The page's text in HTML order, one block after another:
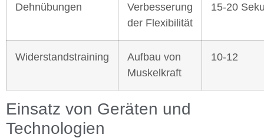
Dehnübungen
Verbesserung
der Flexibilität
15-20
Widerstandstraining
Aufbau von
Muskelkraft
10-12
Einsatz von Geräten und
Technologien